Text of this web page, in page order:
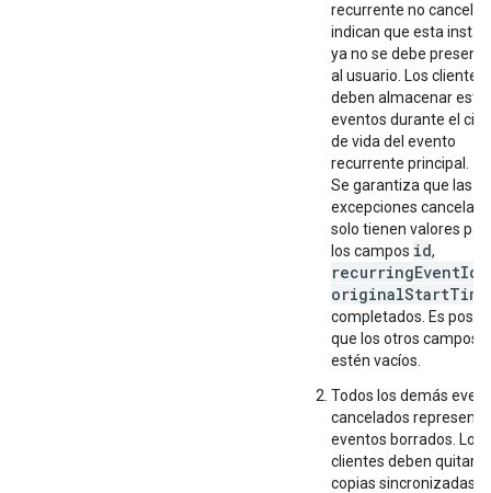
recurrente no
indican que esta
ya no se debe
al usuario. Los clientes
deben almacenar
eventos durante el
de vida del evento
recurrente principal.
Se garantiza que las
excepciones
solo tienen valores
los campos id,
recurringEventId
originalStartTime
completados. Es
que los otros campos
estén vacíos.
Todos los demás
cancelados
eventos borrados. Los
clientes deben quitar
copias sincronizadas